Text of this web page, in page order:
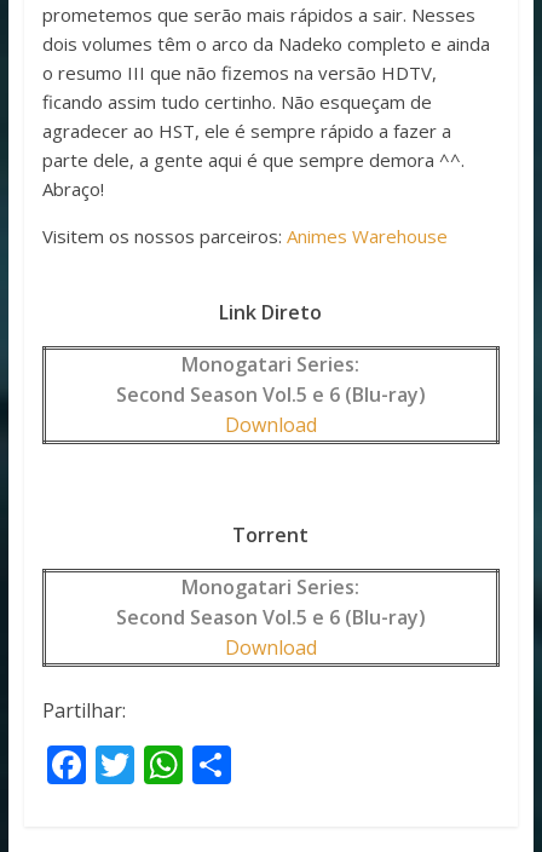
prometemos que serão mais rápidos a sair. Nesses
dois volumes têm o arco da Nadeko completo e ainda
o resumo III que não fizemos na versão HDTV,
ficando assim tudo certinho. Não esqueçam de
agradecer ao HST, ele é sempre rápido a fazer a
parte dele, a gente aqui é que sempre demora ^^.
Abraço!
Visitem os nossos parceiros: Animes Warehouse
Link Direto
Monogatari Series:
Second Season Vol.5 e 6 (Blu-ray)
Download
Torrent
Monogatari Series:
Second Season Vol.5 e 6 (Blu-ray)
Download
Partilhar:
F T W S